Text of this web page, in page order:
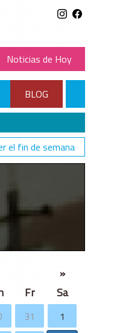
Noticias de Hoy
BLOG
el fin de semana
»
Fr Sa
31
1